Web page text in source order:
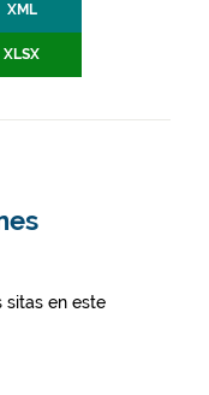
XML
XLSX
sitas en este